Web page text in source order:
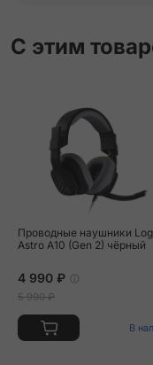
С этим
Проводные наушники
Astro A10 (Gen 2) чёрный
4 990 ₽
5 990 ₽
В